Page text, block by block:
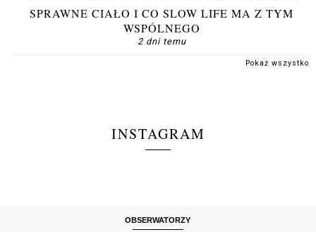
SPRAWNE CIAŁO I CO SLOW LIFE MA Z TYM
WSPÓLNEGO
2 dni temu
Pokaż wszystko
INSTAGRAM
OBSERWATORZY